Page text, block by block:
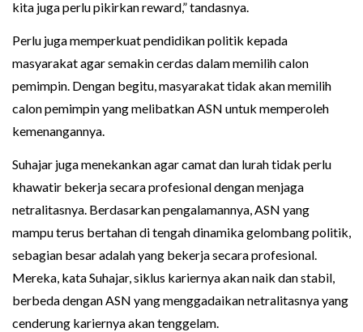
kita juga perlu pikirkan reward,” tandasnya.
Perlu juga memperkuat pendidikan politik kepada
masyarakat agar semakin cerdas dalam memilih calon
pemimpin. Dengan begitu, masyarakat tidak akan memilih
calon pemimpin yang melibatkan ASN untuk memperoleh
kemenangannya.
Suhajar juga menekankan agar camat dan lurah tidak perlu
khawatir bekerja secara profesional dengan menjaga
netralitasnya. Berdasarkan pengalamannya, ASN yang
mampu terus bertahan di tengah dinamika gelombang politik,
sebagian besar adalah yang bekerja secara profesional.
Mereka, kata Suhajar, siklus kariernya akan naik dan stabil,
berbeda dengan ASN yang menggadaikan netralitasnya yang
cenderung kariernya akan tenggelam.